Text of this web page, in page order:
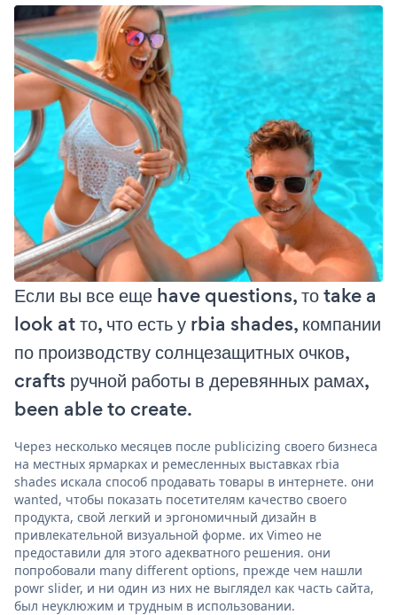
Если вы все еще have questions, то take a
look at то, что есть у rbia shades, компании
по производству солнцезащитных очков,
crafts ручной работы в деревянных рамах,
been able to create.
Через несколько месяцев после publicizing своего бизнеса
на местных ярмарках и ремесленных выставках rbia
shades искала способ продавать товары в интернете. они
wanted, чтобы показать посетителям качество своего
продукта, свой легкий и эргономичный дизайн в
привлекательной визуальной форме. их Vimeo не
предоставили для этого адекватного решения. они
попробовали many different options, прежде чем нашли
powr slider, и ни один из них не выглядел как часть сайта,
был неуклюжим и трудным в использовании.